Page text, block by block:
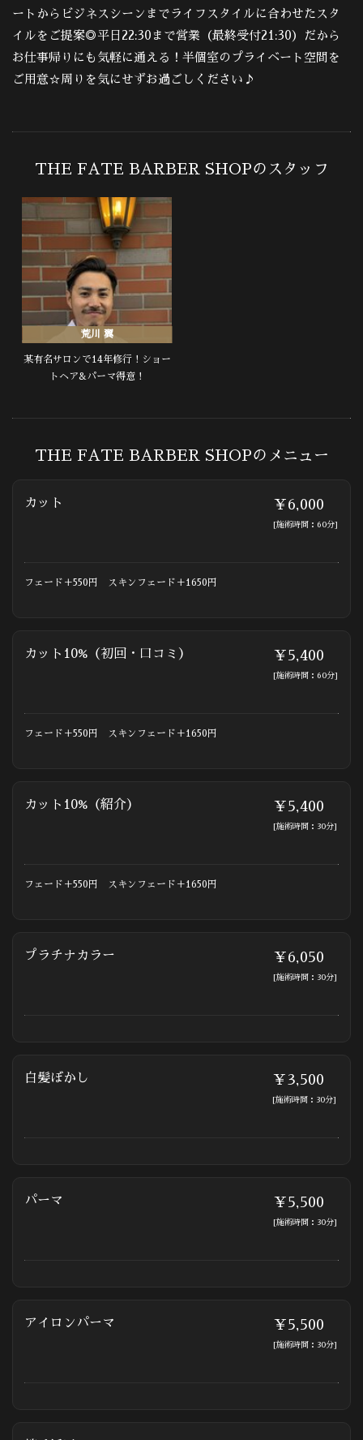
ートからビジネスシーンまでライフスタイルに合わせたスタ
イルをご提案◎平日22:30まで営業（最終受付21:30）だから
お仕事帰りにも気軽に通える！半個室のプライベート空間を
ご用意☆周りを気にせずお過ごしください♪
THE FATE BARBER SHOPのスタッフ
荒川 翼
某有名サロンで14年修行！ショー
トヘア&パーマ得意！
THE FATE BARBER SHOPのメニュー
カット ￥6,000
[施術時間：60分]
フェード＋550円 スキンフェード＋1650円
カット10%（初回・口コミ） ￥5,400
[施術時間：60分]
フェード＋550円 スキンフェード＋1650円
カット10%（紹介） ￥5,400
[施術時間：30分]
フェード＋550円 スキンフェード＋1650円
プラチナカラー ￥6,050
[施術時間：30分]
白髪ぼかし ￥3,500
[施術時間：30分]
パーマ ￥5,500
[施術時間：30分]
アイロンパーマ ￥5,500
[施術時間：30分]